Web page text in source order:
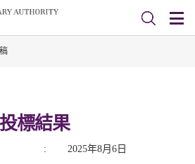
標結果
: 2025年8月6日